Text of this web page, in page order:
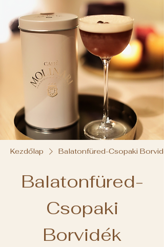
Kezdőlap Balatonfüred-Csopaki
Balatonfüred-
Csopaki
Borvidék